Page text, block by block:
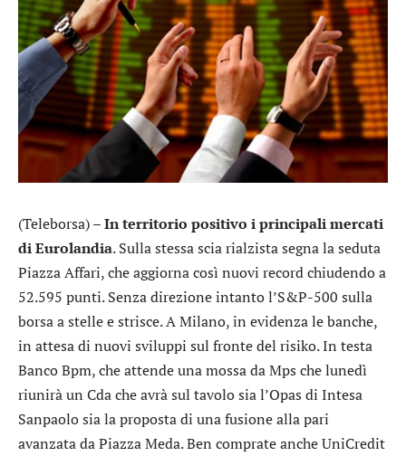
(Teleborsa) –In territorio positivo i principali mercati
di Eurolandia. Sulla stessa scia rialzista segna la seduta
Piazza Affari, che aggiorna così nuovi record chiudendo a
52.595 punti. Senza direzione intanto l’S&P-500 sulla
borsa a stelle e strisce. A Milano, in evidenza le banche,
in attesa di nuovi sviluppi sul fronte del risiko. In testa
Banco Bpm, che attende una mossa daMps che lunedì
riunirà un Cda che avrà sul tavolo sia l’Opas di Intesa
Sanpaolosia la proposta di una fusione alla pari
avanzata da Piazza Meda. Ben comprate ancheUniCredit